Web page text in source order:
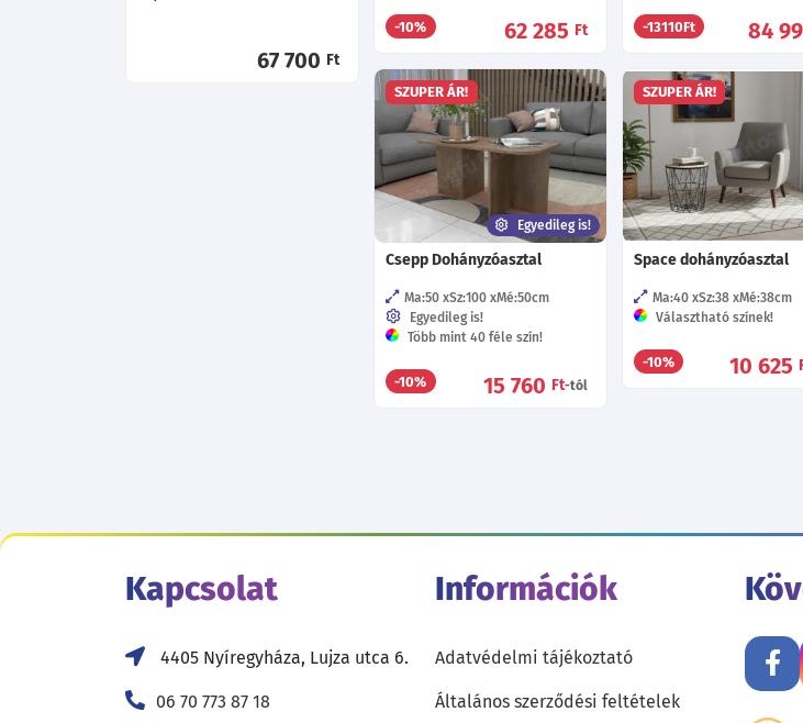
67 700 Ft
-10% 62 285 Ft -13110Ft 84
SZUPER ÁR!
Egyedileg is!
Csepp Dohányzóasztal
Ma:50 Sz:100 Mé:50cm
Egyedileg is!
Több mint 40 féle szín!
-10% 15 760 Ft-tól
SZUPER ÁR!
Space dohányzóasztal
Ma:40 Sz:38 Mé:38cm
Választható színek!
-10% 10 625
Kapcsolat
4405 Nyíregyháza, Lujza utca 6.
06 70 773 87 18
Információk
Adatvédelmi tájékoztató
Általános szerződési feltételek